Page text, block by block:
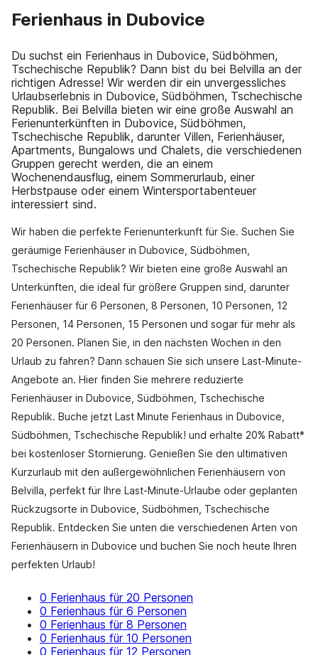
Ferienhaus in Dubovice
Du suchst ein Ferienhaus in Dubovice, Südböhmen,
Tschechische Republik? Dann bist du bei Belvilla an der
richtigen Adresse! Wir werden dir ein unvergessliches
Urlaubserlebnis in Dubovice, Südböhmen, Tschechische
Republik. Bei Belvilla bieten wir eine große Auswahl an
Ferienunterkünften in Dubovice, Südböhmen,
Tschechische Republik, darunter Villen, Ferienhäuser,
Apartments, Bungalows und Chalets, die verschiedenen
Gruppen gerecht werden, die an einem
Wochenendausflug, einem Sommerurlaub, einer
Herbstpause oder einem Wintersportabenteuer
interessiert sind.
Wir haben die perfekte Ferienunterkunft für Sie. Suchen Sie
geräumige Ferienhäuser in Dubovice, Südböhmen,
Tschechische Republik? Wir bieten eine große Auswahl an
Unterkünften, die ideal für größere Gruppen sind, darunter
Ferienhäuser für 6 Personen, 8 Personen, 10 Personen, 12
Personen, 14 Personen, 15 Personen und sogar für mehr als
20 Personen. Planen Sie, in den nächsten Wochen in den
Urlaub zu fahren? Dann schauen Sie sich unsere Last-Minute-
Angebote an. Hier finden Sie mehrere reduzierte
Ferienhäuser in Dubovice, Südböhmen, Tschechische
Republik. Buche jetzt Last Minute Ferienhaus in Dubovice,
Südböhmen, Tschechische Republik! und erhalte 20% Rabatt*
bei kostenloser Stornierung. Genießen Sie den ultimativen
Kurzurlaub mit den außergewöhnlichen Ferienhäusern von
Belvilla, perfekt für Ihre Last-Minute-Urlaube oder geplanten
Rückzugsorte in Dubovice, Südböhmen, Tschechische
Republik. Entdecken Sie unten die verschiedenen Arten von
Ferienhäusern in Dubovice und buchen Sie noch heute Ihren
perfekten Urlaub!
0 Ferienhaus für 20 Personen
0 Ferienhaus für 6 Personen
0 Ferienhaus für 8 Personen
0 Ferienhaus für 10 Personen
0 Ferienhaus für 12 Personen